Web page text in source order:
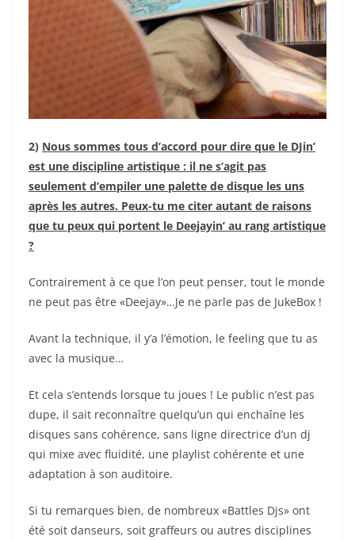
2) Nous sommes tous d’accord pour dire que le DJin’
est une discipline artistique : il ne s’agit pas
seulement d’empiler une palette de disque les uns
après les autres. Peux-tu me citer autant de raisons
que tu peux qui portent le Deejayin’ au rang artistique
?
Contrairement à ce que l’on peut penser, tout le monde
ne peut pas être «Deejay»…Je ne parle pas de JukeBox !
Avant la technique, il y’a l’émotion, le feeling que tu as
avec la musique…
Et cela s’entends lorsque tu joues ! Le public n’est pas
dupe, il sait reconnaître quelqu’un qui enchaîne les
disques sans cohérence, sans ligne directrice d’un dj
qui mixe avec fluidité, une playlist cohérente et une
adaptation à son auditoire.
Si tu remarques bien, de nombreux «Battles Djs» ont
été soit danseurs, soit graffeurs ou autres disciplines